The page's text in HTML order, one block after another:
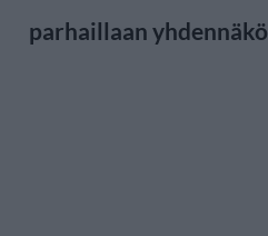
parhaillaan